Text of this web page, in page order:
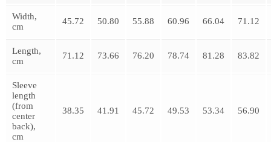
Width,
cm
45.72 50.80 55.88 60.96 66.04 71.12
Length,
cm
71.12 73.66 76.20 78.74 81.28 83.82
Sleeve
length
(from
center
back),
cm
38.35 41.91 45.72 49.53 53.34 56.90